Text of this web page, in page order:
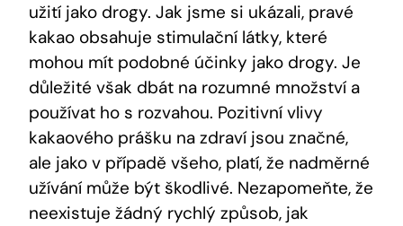
užití jako drogy. Jak jsme si ukázali, pravé
kakao obsahuje stimulační látky, které
mohou mít podobné účinky jako drogy. Je
důležité však dbát na rozumné množství a
používat ho s rozvahou. Pozitivní vlivy
kakaového prášku na zdraví jsou značné,
ale jako v případě všeho, platí, že nadměrné
užívání může být škodlivé. Nezapomeňte, že
neexistuje žádný rychlý způsob, jak